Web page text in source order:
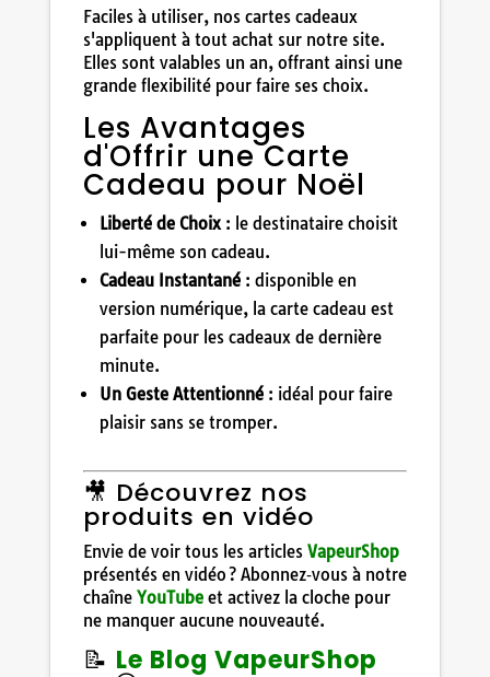
Faciles à utiliser, nos cartes cadeaux
s'appliquent à tout achat sur notre site.
Elles sont valables un an, offrant ainsi une
grande flexibilité pour faire ses choix.
Les Avantages
d'Offrir une Carte
Cadeau pour Noël
Liberté de Choix: le destinataire choisit
lui-même son cadeau.
Cadeau Instantané: disponible en
version numérique, la carte cadeau est
parfaite pour les cadeaux de dernière
minute.
Un Geste Attentionné: idéal pour faire
plaisir sans se tromper.
🎥 Découvrez nos
produits en vidéo
Envie de voir tous les articles VapeurShop
présentés en vidéo ? Abonnez‑vous à notre
chaîne YouTubeet activez la cloche pour
ne manquer aucune nouveauté.
📝 Le Blog VapeurShop